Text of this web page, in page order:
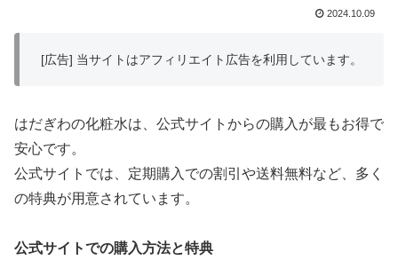
2024.10.09
[広告] 当サイトはアフィリエイト広告を利用しています。
はだぎわの化粧水は、公式サイトからの購入が最もお得で
安心です。
公式サイトでは、定期購入での割引や送料無料など、多く
の特典が用意されています。
公式サイトでの購入方法と特典